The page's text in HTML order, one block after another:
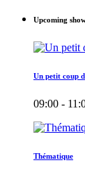
Upcoming
Un petit coup
09:00 -
Thématique